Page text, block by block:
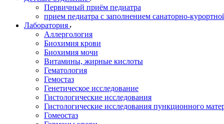
Первичный приём педиатра
прием педиатра с заполнением санаторно-
Лаборатория
Аллергология
Биохимия крови
Биохимия мочи
Витамины, жирные кислоты
Гематология
Гемостаз
Генетическое исследование
Гистологические исследования
Гистологические исследования пункционного
Гомеостаз